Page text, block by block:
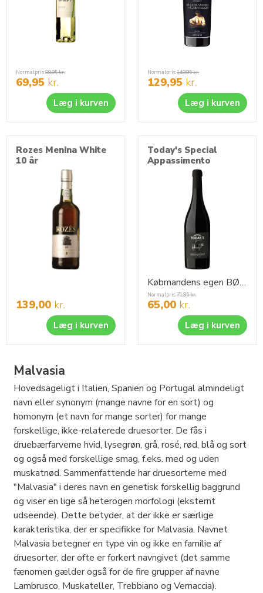
69,95 kr.
Normalpris89,95kr.
Læg i kurven
129,95 kr.
Normalpris149,95kr.
Læg i kurven
Rozes Menina White
10 år
139,00 kr.
Læg i kurven
Today's Special
Appassimento
Købmandens egen BØF VIN !
65,00 kr.
Normalpris71,95kr.
Læg i kurven
Malvasia
Hovedsageligt i Italien, Spanien og Portugal almindeligt
navn eller synonym (mange navne for en sort) og
homonym (et navn for mange sorter) for mange
forskellige, ikke-relaterede druesorter. De fås i
druebærfarverne hvid, lysegrøn, grå, rosé, rød, blå og sort
og også med forskellige smag, f.eks. med og uden
muskatnød. Sammenfattende har druesorterne med
"Malvasia" i deres navn en genetisk forskellig baggrund
og viser en lige så heterogen morfologi (eksternt
udseende). Dette betyder, at der ikke er særlige
karakteristika, der er specifikke for Malvasia. Navnet
Malvasia betegner en type vin og ikke en familie af
druesorter, der ofte er forkert navngivet (det samme
fænomen gælder også for de fire grupper af navne
Lambrusco, Muskateller, Trebbiano og Vernaccia).